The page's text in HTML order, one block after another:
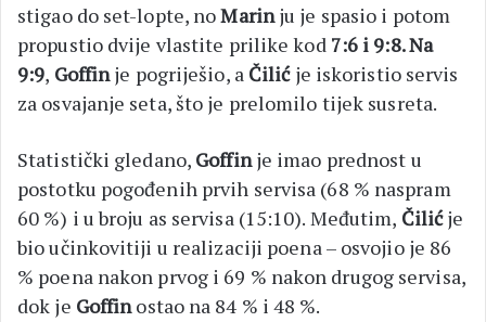
stigao do set-lopte, noMarinju je spasio i potom
propustio dvije vlastite prilike kod 7:6 i 9:8. Na
9:9, Goffinje pogriješio, a Čilićje iskoristio servis
za osvajanje seta, što je prelomilo tijek susreta.
Statistički gledano, Goffinje imao prednost u
postotku pogođenih prvih servisa (68 % naspram
60 %) i u broju as servisa (15:10). Međutim, Čilićje
bio učinkovitiji u realizaciji poena – osvojio je 86
% poena nakon prvog i 69 % nakon drugog servisa,
dok je Goffinostao na 84 % i 48 %.